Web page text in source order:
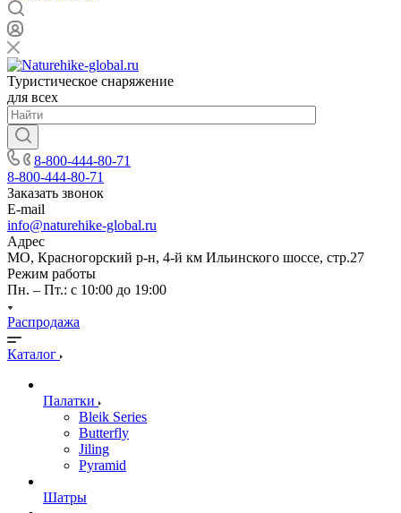
Туристическое снаряжение
для всех
8-800-444-80-71
8-800-444-80-71
Заказать звонок
E-mail
info@naturehike-global.ru
Адрес
МО, Красногорский р-н, 4-й км Ильинского шоссе, стр.27
Режим работы
Пн. – Пт.: с 10:00 до 19:00
Распродажа
Каталог
Палатки
Bleik Series
Butterfly
Jiling
Pyramid
Шатры